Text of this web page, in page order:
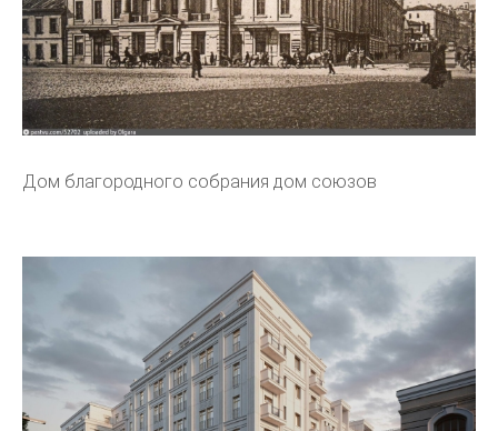
Дом благородного собрания дом союзов